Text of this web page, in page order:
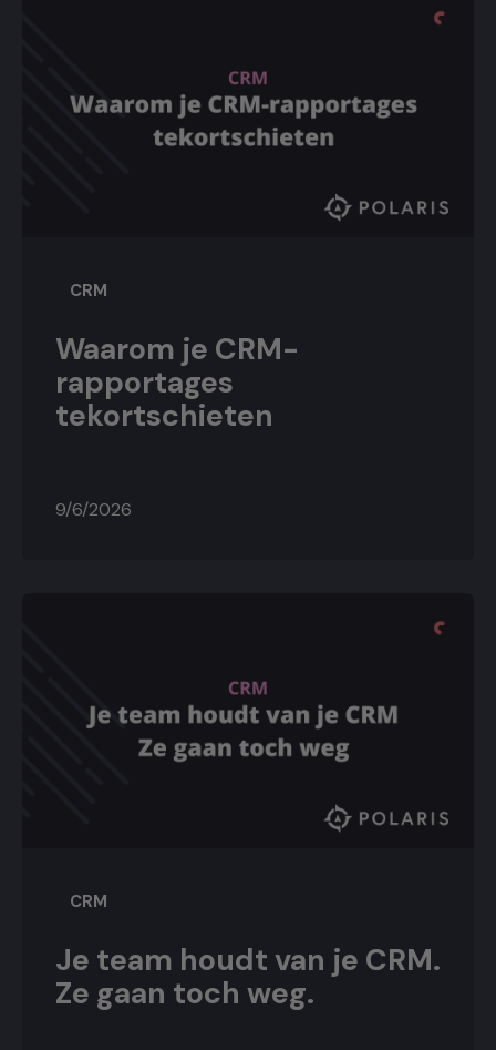
CRM
Waarom je CRM-
rapportages
tekortschieten
9/6/2026
CRM
Je team houdt van je CRM.
Ze gaan toch weg.